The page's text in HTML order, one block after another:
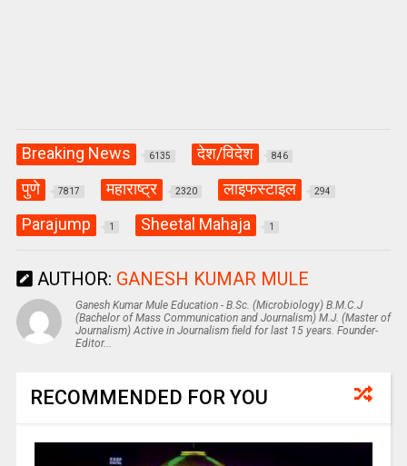
Breaking News 6135 देश/विदेश 846
पुणे 7817 महाराष्ट्र 2320 लाइफस्टाइल 294
Parajump 1 Sheetal Mahaja 1
AUTHOR: GANESH KUMAR MULE
Ganesh Kumar Mule Education - B.Sc. (Microbiology) B.M.C.J
(Bachelor of Mass Communication and Journalism) M.J. (Master of
Journalism) Active in Journalism field for last 15 years. Founder-
Editor...
RECOMMENDED FOR YOU